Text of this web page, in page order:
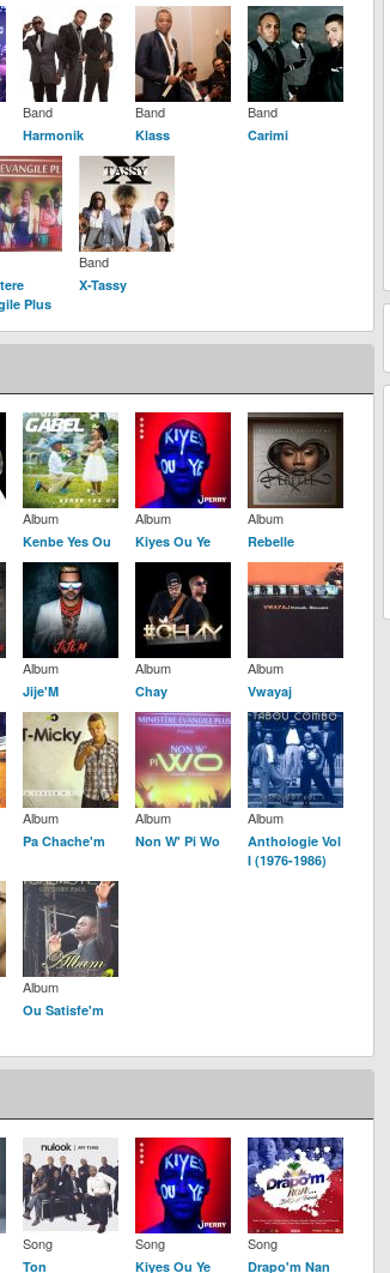
Band
Harmonik
Band
Klass
Band
Carimi
Plus
Band
X-Tassy
Album
Kenbe Yes Ou
Album
Kiyes Ou Ye
Album
Rebelle
Album
Jije'M
Album
Chay
Album
Vwayaj
Album
Pa Chache'm
Album
Non W' Pi Wo
Album
Anthologie Vol
I (1976-1986)
Album
Ou Satisfe'm
Song
Ton
Song
Kiyes Ou Ye
Song
Drapo'm Nan